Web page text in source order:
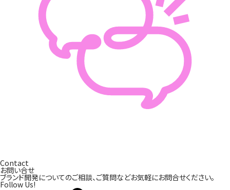
Contact
お問い合せ
ブランド開発についてのご相談、ご質問などお気軽にお問合せください。
Follow Us!